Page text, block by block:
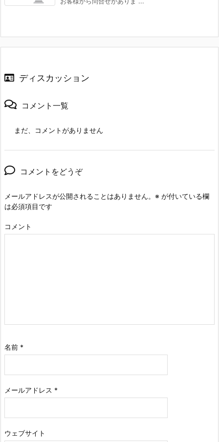
ディスカッション
コメント一覧
まだ、コメントがありません
コメントをどうぞ
メールアドレスが公開されることはありません。 ※ が付いている欄
は必須項目です
コメント
名前 *
メールアドレス *
ウェブサイト